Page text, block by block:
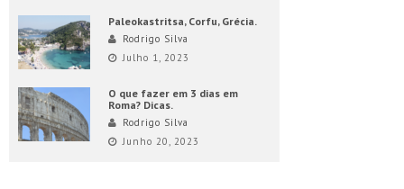
Paleokastritsa, Corfu, Grécia.
Rodrigo Silva
Julho 1, 2023
O que fazer em 3 dias em
Roma? Dicas.
Rodrigo Silva
Junho 20, 2023